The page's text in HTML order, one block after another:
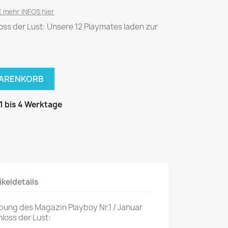
P.M. Biografie
PM Magazin
MUSIK
Breakout
HANDWERK
INFOS hier
der Lust: Unsere 12 Playmates laden zur
bis 4 Werktage
des Magazin Playboy Nr.1 / Januar
der Lust: